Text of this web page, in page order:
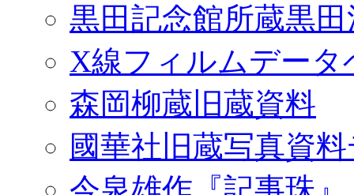
黒田記念館所蔵黒
X線フィルムデータ
森岡柳蔵旧蔵資料
國華社旧蔵写真資